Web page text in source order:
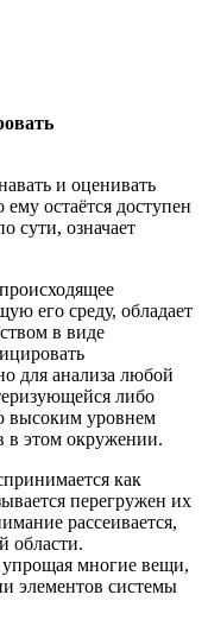
и оценивать
остаётся доступен
сути, означает
его среду, обладает
в виде
для анализа любой
либо
высоким уровнем
в этом окружении.
как
перегружен их
рассеивается,
области.
многие вещи,
элементов системы